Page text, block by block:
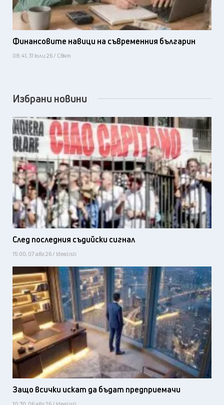
Финансовите навици на съвременния българин
08:41, 31 юли 26 / Свят
Избрани новини
След последния съдийски сигнал
15:00, 07 авг 26 / Idealisti
Защо всички искат да бъдат предприемачи